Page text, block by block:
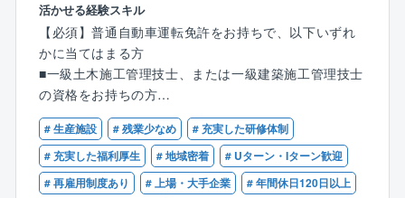
プラント解体工事の施工管理をお任せします。品質管
理が不要のためトラブル対応や事務作業が少なく、残
業も月平均25h程度。
工期が1～3か月のため、スピーディーに現場がまわり
ます。
【業務内容】
■廃棄物処理およびスクラップの処分の手配
■解体前の事前調査（環境対策･工法の検討)
活かせる経験スキル
【必須】普通自動車運転免許をお持ちで、以下いずれ
かに当てはまる方
■一級土木施工管理技士、または一級建築施工管理技士
の資格をお持ちの方
■その他解体業の監理技術者の要件を満たす方
【歓迎】
■マネジメント経験のある方
# 生産施設 # 残業少なめ
# 充実した研修体制
# 充実した福利厚生
# 地域密着
# Uターン・Iターン歓迎
# 再雇用制度あり
# 上場・大手企業
# 年間休日120日以上